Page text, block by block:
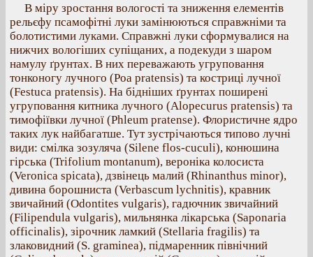
В міру зростання вологості та зниження елементів
рельєфу псамофітні луки замінюються справжніми та
болотистими луками. Справжні луки сформувалися на
нижчих вологіших супіщаних, а подекуди з шаром
намулу ґрунтах. В них переважають угруповання
тонконогу лучного (Poa pratensis) та костриці лучної
(Festuca pratensis). На бідніших ґрунтах поширені
угруповання китника лучного (Alopecurus pratensis) та
тимофіївки лучної (Phleum pratense). Флористичне ядро
таких лук найбагатше. Тут зустрічаються типово лучні
види: смілка зозуляча (Silene flos-cuculi), конюшина
гірська (Trifolium montanum), вероніка колосиста
(Veronica spicata), дзвінець малий (Rhinanthus minor),
дивина борошниста (Verbascum lychnitis), кравник
звичайний (Odontites vulgaris), гадючник звичайний
(Filipendula vulgaris), мильнянка лікарська (Saponaria
officinalis), зірочник ламкий (Stellaria fragilis) та
злаковидний (S. graminea), підмаренник північний